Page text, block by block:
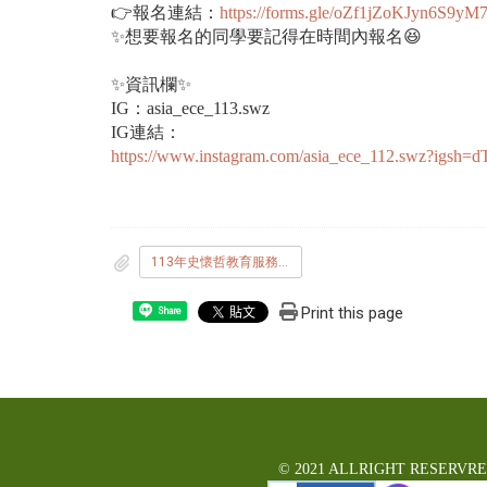
👉報名連結： https://forms.gle/oZf1jZoKJyn6S9yM7
✨️想要報名的同學要記得在時間內報名😆
✨️資訊欄✨️
IG：asia_ece_113.swz
IG連結：
https://www.instagram.com/
Share Print this page
© 2021 ALLRIGHT